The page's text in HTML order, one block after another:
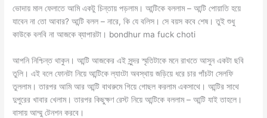
ভোদায় মাল ফেলাতে আমি একটু চিন্তায় পড়লাম। আন্টিকে বললাম – আন্টি পোয়াতি হয়ে
যাবেন না তো আবার? আন্টি বলল – নারে, কি যে বলিস। সে বয়স কবে শেষ। তুই শুধু
কাউকে বলবি না আজকে ব্যাপারটা। bondhur ma fuck choti
‌আপনি নিশ্চিন্ত থাকুন। আন্টি আজকের এই সুন্দর স্মৃতিটাকে মনে রাখতে আসুন একটা ছবি
তুলি। এই বলে ফোনটা নিয়ে আন্টিকে ল্যাংটা অবস্থায় জড়িয়ে ধরে চার পাঁচটা সেলফি
তুললাম। তারপর আমি আর আন্টি বাথরুমে গিয়ে গোছল করলাম একসাথে। আন্টির সাথে
দুপুরের খাবার খেলাম। তারপর কিছুক্ষণ রেস্ট নিয়ে আন্টিকে বললাম – আন্টি যাই তাহলে।
বাসায় আম্মু টেনশন করবে।